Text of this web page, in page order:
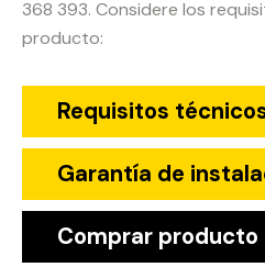
368 393. Considere los
producto:
Requisitos
Garantía de
Comprar producto